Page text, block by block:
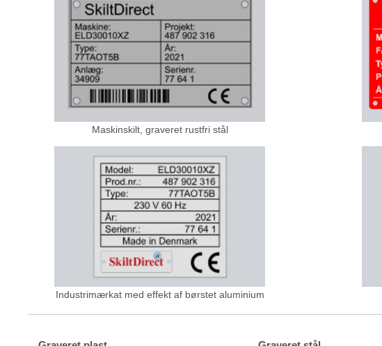
Maskinskilt, graveret rustfri stål
Industrimærkat med effekt af børstet aluminium